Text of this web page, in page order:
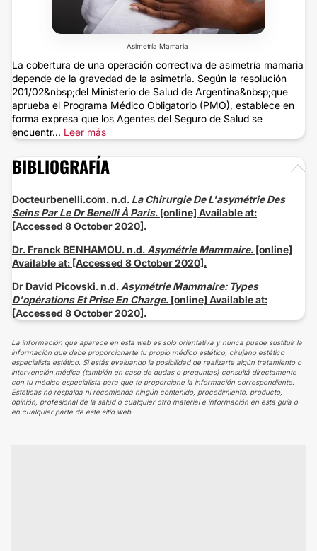
Asimetría Mamaria
La cobertura de una operación correctiva de asimetría mamaria
depende de la gravedad de la asimetría. Según la resolución
201/02&nbsp;del Ministerio de Salud de Argentina&nbsp;que
aprueba el Programa Médico Obligatorio (PMO), establece en
forma expresa que los Agentes del Seguro de Salud se
encuentr... Leer más
BIBLIOGRAFÍA
Docteurbenelli.com. n.d. La Chirurgie De L'asymétrie Des
Seins Par Le Dr Benelli À Paris. [online] Available at:
[Accessed 8 October 2020].
Dr. Franck BENHAMOU. n.d. Asymétrie Mammaire. [online]
Available at: [Accessed 8 October 2020].
Dr David Picovski. n.d. Asymétrie Mammaire: Types
D'opérations Et Prise En Charge. [online] Available at:
[Accessed 8 October 2020].
La información que aparece en esta web es solo orientativa y nunca puede sustituir la
información que debe proporcionarte tu propio médico estético, cirujano estético
especialista estético. Si estás evaluando la posibilidad de realizarte algún tratamiento o
intervención médica (también en caso de dudas o preguntas) consultá directamente
con tu médico especialista para que te proporcione la información correspondiente.
Estéticas no respalda ni recomienda ningún contenido, procedimiento, producto,
opinión, profesional de la salud o cualquier otro material e información en esta guía o
en cualquier parte de este sitio web.